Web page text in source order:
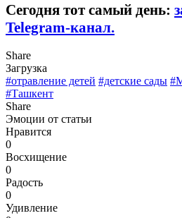
Сегодня тот самый день:
Telegram-канал.
Share
Загрузка
#отравление детей #детские сады
#Ташкент
Share
Эмоции от статьи
Нравится
0
Восхищение
0
Радость
0
Удивление